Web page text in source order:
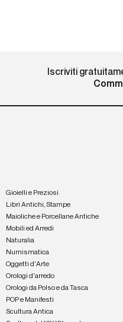
Iscriviti
Gioielli e Preziosi
Libri Antichi, Stampe
Maioliche e Porcellane Antiche
Mobili ed Arredi
Naturalia
Numismatica
Oggetti d'Arte
Orologi d'arredo
Orologi da Polso e da Tasca
POP e Manifesti
Scultura Antica